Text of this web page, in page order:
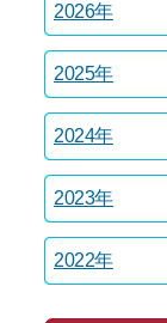
2026年
2025年
2024年
2023年
2022年